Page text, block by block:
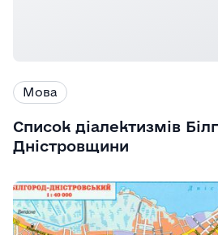
Мова
Список діалектизмів
Дністровщини